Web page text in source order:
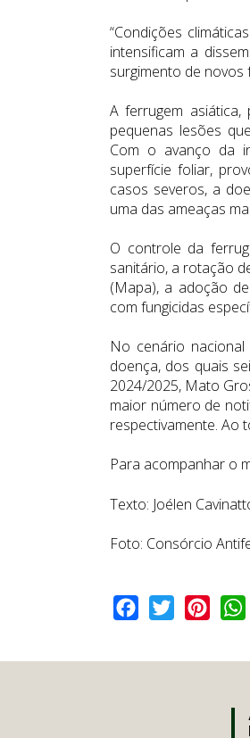
“Condições
intensificam a
surgimento de novos
A ferrugem asiática,
pequenas lesões
Com o avanço da
superfície foliar,
casos severos, a
uma das ameaças
O controle da
sanitário, a rotação
(Mapa), a adoção
com fungicidas
No cenário
doença, dos quais
2024/2025, Mato
maior número de
respectivamente. Ao
Para acompanhar o
Texto: Joélen
Foto: Consórcio
Facebook
Twitter